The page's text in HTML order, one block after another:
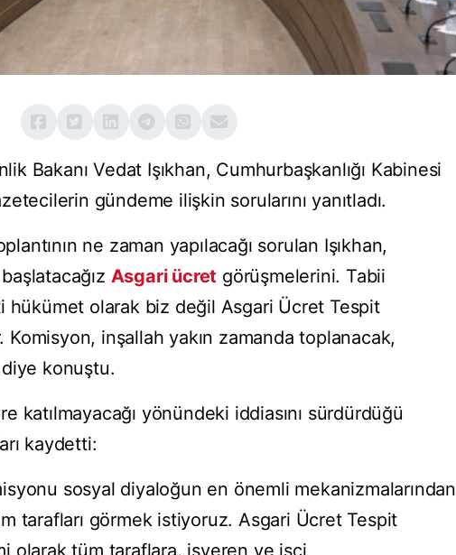
Bakanı Vedat Işıkhan, Cumhurbaşkanlığı Kabinesi
gündeme ilişkin sorularını yanıtladı.
ne zaman yapılacağı sorulan Işıkhan,
Asgari ücret görüşmelerini. Tabii
hükümet olarak biz değil Asgari Ücret Tespit
inşallah yakın zamanda toplanacak,
diye konuştu.
katılmayacağı yönündeki iddiasını sürdürdüğü
kaydetti:
sosyal diyaloğun en önemli mekanizmalarından
tarafları görmek istiyoruz. Asgari Ücret Tespit
olarak tüm taraflara, işveren ve işçi